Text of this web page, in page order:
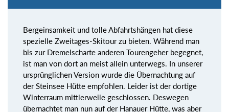
Bergeinsamkeit und tolle Abfahrtshängen hat diese
spezielle Zweitages-Skitour zu bieten. Während man
bis zur Dremelscharte anderen Tourengeher begegnet,
ist man von dort an meist allein unterwegs. In unserer
ursprünglichen Version wurde die Übernachtung auf
der Steinsee Hütte empfohlen. Leider ist der dortige
Winterraum mittlerweile geschlossen. Deswegen
übernachtet man nun auf der Hanauer Hütte, was aber